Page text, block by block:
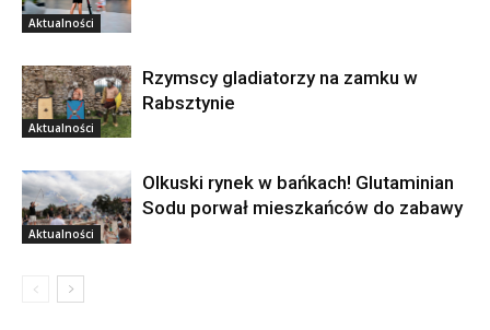
Aktualności
Aktualności
Rzymscy gladiatorzy na zamku w
Rabsztynie
Aktualności
Olkuski rynek w bańkach! Glutaminian
Sodu porwał mieszkańców do zabawy